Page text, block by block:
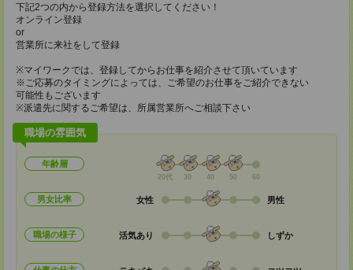
下記2つの内から登録方法を選択してください！
オンライン登録
or
営業所に来社をして登録
※マイワークでは、登録してからお仕事を紹介させて頂いています
※ご応募のタイミングによっては、ご希望のお仕事をご紹介できない
可能性もございます
※派遣先に関するご希望は、所属営業所へご相談下さい
職場の雰囲気
年齢層
20代 30 40 50 60
男女比率 女性 男性
職場の様子 活気あり しずか